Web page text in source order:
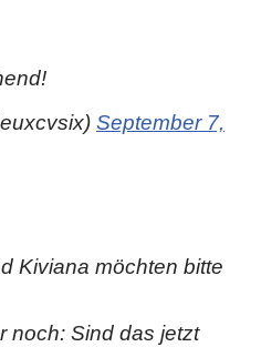
September 7,
Kiviana möchten bitte
noch: Sind das jetzt